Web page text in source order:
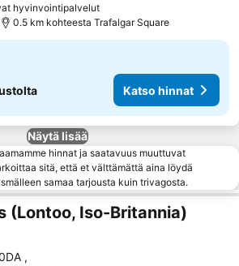
hyvinvointipalvelutKatso hinnat
0.5 km kohteesta Trafalgar Square
Katso hinnat
Näytä lisää
hinnat ja saatavuus muuttuvat
sitä, että et välttämättä aina löydä
samaa tarjousta kuin trivagosta.
(Lontoo, Iso-Britannia)
,